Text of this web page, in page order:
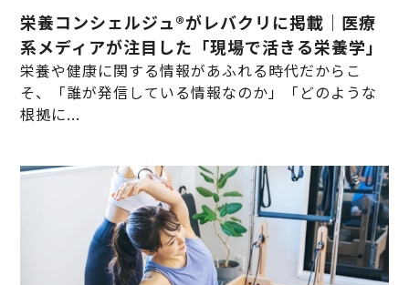
栄養コンシェルジュ®がレバクリに掲載｜医療
系メディアが注目した「現場で活きる栄養学」
栄養や健康に関する情報があふれる時代だからこ
そ、「誰が発信している情報なのか」「どのような
根拠に...